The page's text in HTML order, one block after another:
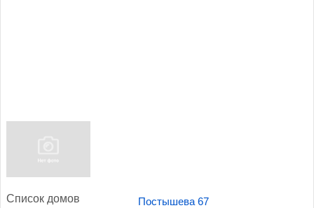
Спи­сок до­мов Постышева 67